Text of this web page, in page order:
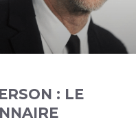
: LE